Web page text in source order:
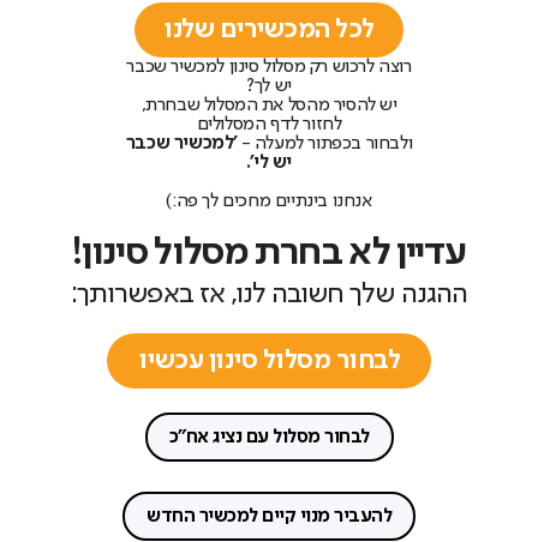
לכל המכשירים שלנו
רוצה לרכוש רק מסלול סינון למכשיר שכבר
יש לך?
יש להסיר מהסל את המסלול שבחרת,
לחזור לדף המסלולים
ולבחור בכפתור למעלה - 'למכשיר שכבר
יש לי'.
אנחנו בינתיים מחכים לך פה:)
עדיין לא בחרת מסלול סינון!
ההגנה שלך חשובה לנו, אז באפשרותך:
לבחור מסלול סינון עכשיו
לבחור מסלול עם נציג אח"כ
להעביר מנוי קיים למכשיר החדש